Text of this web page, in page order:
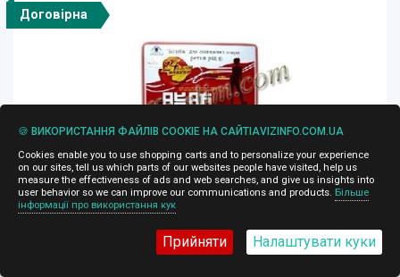
Договірна
Капсулы для похудения - Красная Бомба
🍪 ВИКОРИСТАННЯ ФАЙЛІВ COOKIE НА САЙТІAVIZINFO.COM.UA
Cookies enable you to use shopping carts and to personalize your experience
on our sites, tell us which parts of our websites people have visited, help us
measure the effectiveness of ads and web searches, and give us insights into
user behavior so we can improve our communications and products. Більше
інформації про використання кук
Прийняти Налаштувати куки